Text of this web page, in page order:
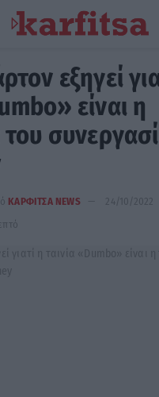
εξηγεί
είναι η
του
ΚΑΡΦΙΤΣΑ NEWS
24/10/2022